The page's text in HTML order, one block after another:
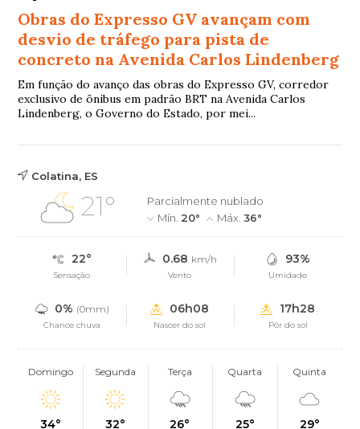
Obras do Expresso GV avançam com
desvio de tráfego para pista de
concreto na Avenida Carlos Lindenberg
Em função do avanço das obras do Expresso GV, corredor
exclusivo de ônibus em padrão BRT na Avenida Carlos
Lindenberg, o Governo do Estado, por mei...
Colatina, ES
21°
Parcialmente nublado
Mín. 20° Máx.36°
22°
Sensação
0.68 km/h
Vento
93%
Umidade
0% (0mm)
Chance chuva
06h08
Nascer do sol
17h28
Pôr do sol
Domingo
34°
Segunda
32°
Terça
26°
Quarta
25°
Quinta
29°